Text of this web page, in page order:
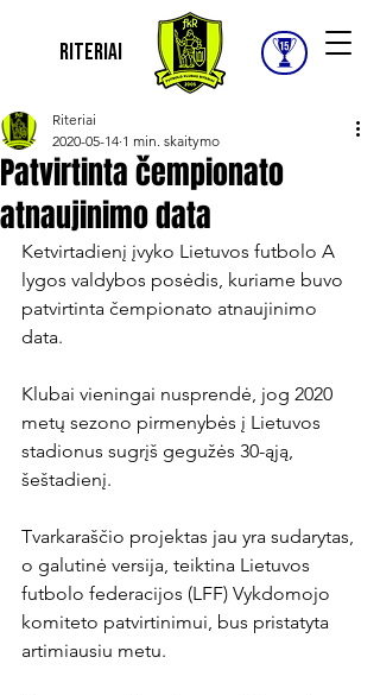
Riteriai
Patvirtinta čempionato
atnaujinimo data
Riteriai
2020-05-14 1 min. skaitymo
Ketvirtadienį įvyko Lietuvos futbolo A
lygos valdybos posėdis, kuriame buvo
patvirtinta čempionato atnaujinimo
data.
Klubai vieningai nusprendė, jog 2020
metų sezono pirmenybės į Lietuvos
stadionus sugrįš gegužės 30-ąją,
šeštadienį.
Tvarkaraščio projektas jau yra sudarytas,
o galutinė versija, teiktina Lietuvos
futbolo federacijos (LFF) Vykdomojo
komiteto patvirtinimui, bus pristatyta
artimiausiu metu.